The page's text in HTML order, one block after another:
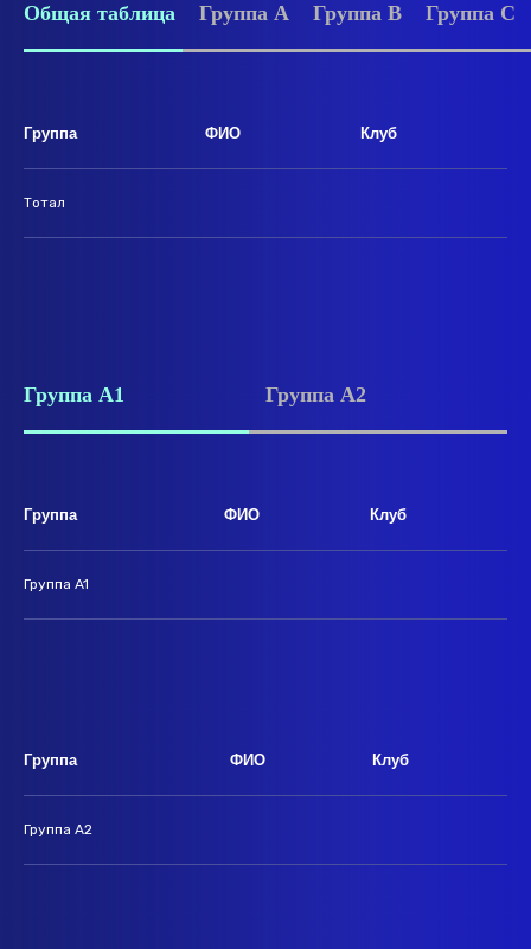
Общая таблица Группа А Группа B Группа С
Группа ФИО Клуб
Тотал
Группа А1 Группа А2
Группа ФИО Клуб
Группа A1
Группа ФИО Клуб
Группа A2